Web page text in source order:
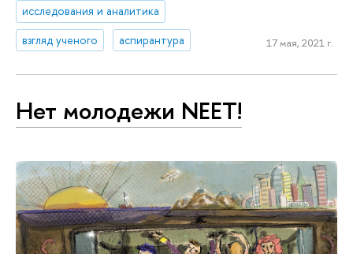
исследования и аналитика
взгляд ученого
аспирантура 17 мая, 2021 г.
Нет молодежи NEET!